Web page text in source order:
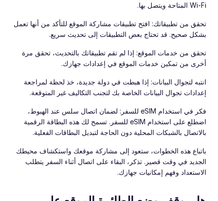
Wi-Fi المتاحة ويتصل بها.
تحقق من تطبيقاتك: افتح تطبيقات مشاركة الموقع للتأكد من أنها تعمل
بشكل صحيح. قد تحتاج بعض التطبيقات إلى تحديث سريع.
تحقق من خدمات الموقع: إذا لم تقم تطبيقاتك بالتحديث، تحقق مرة
أخرى من تمكين خدمات الموقع في إعدادات جهازك.
انتبه لتجوال البيانات: إذا هبطت في دولة جديدة، خذ لحظة لمراجعة
إعدادات تجوال البيانات الخاصة بك لتجنب التكاليف غير المتوقعة.
فكر في استخدام eSIM للسفر: لضمان اتصال سلس عند الهبوط،
اضطلع على استخدام eSIM للسفر. تسمح لك هذه البطاقة الرقمية
بالاتصال بالشبكات المحلية دون الحاجة لتبديل البطاقات الفعلية.
باتباع هذه الخطوات، ستعود إلى مشاركة موقعك واستكشاف محيطك
الجديد في وقت قصير. تذكر، البقاء على اتصال أثناء السفر يتطلب
الاستعداد وفهم إمكانيات جهازك.